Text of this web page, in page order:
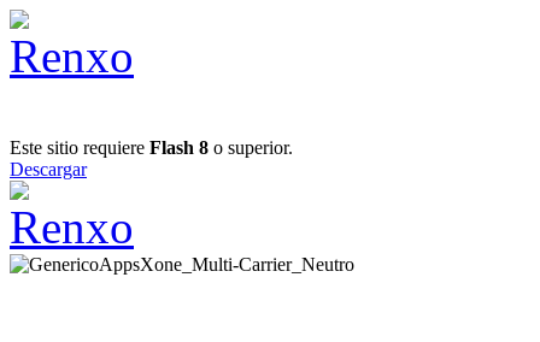
Este sitio requiere Flash 8 o superior.
Descargar